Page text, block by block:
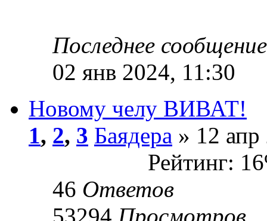
Последнее
02 янв 2024, 11:30
Новому челу ВИВАТ!
1, 2, 3 Баядера » 12
Рейтинг:
46 Ответов